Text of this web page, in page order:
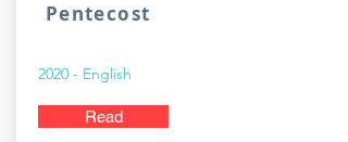
Pentecost
2020 - English
Read